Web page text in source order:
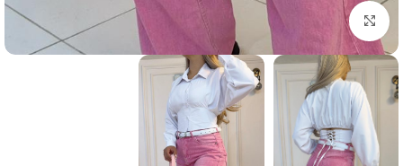
بزرگنمایی تصویر